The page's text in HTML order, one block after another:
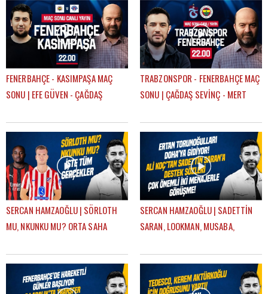
FENERBAHÇE - KASIMPAŞA MAÇ
SONU | EFE GÜVEN - ÇAĞDAŞ
TRABZONSPOR - FENERBAHÇE MAÇ
SONU | ÇAĞDAŞ SEVİNÇ - MERT
SERCAN HAMZAOĞLU | SÖRLOTH
MU, NKUNKU MU? ORTA SAHA
FENERBAHÇE
SERCAN HAMZAOĞLU | SADETTİN
SARAN, LOOKMAN, MUSABA,
GÜNDEM FENERBAHÇE